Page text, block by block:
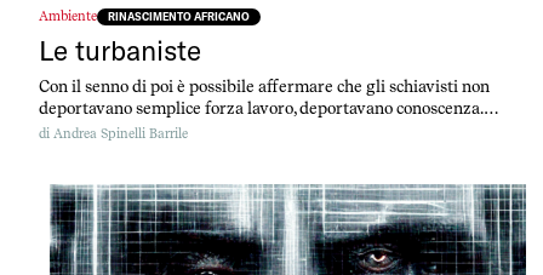
Ambiente RINASCIMENTO AFRICANO
Le turbaniste
Con il senno di poi è possibile affermare che gli schiavisti non
deportavano semplice forza lavoro, deportavano conoscenza.
Antico saper fare.
di Andrea Spinelli Barrile